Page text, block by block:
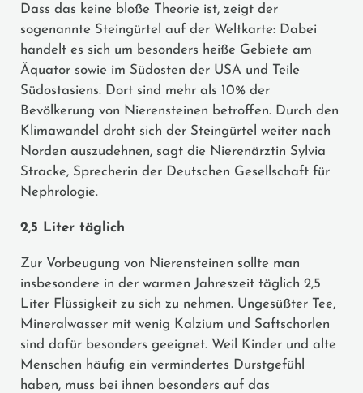
Dass das keine bloße Theorie ist, zeigt der
sogenannte Steingürtel auf der Weltkarte: Dabei
handelt es sich um besonders heiße Gebiete am
Äquator sowie im Südosten der USA und Teile
Südostasiens. Dort sind mehr als 10% der
Bevölkerung von Nierensteinen betroffen. Durch den
Klimawandel droht sich der Steingürtel weiter nach
Norden auszudehnen, sagt die Nierenärztin Sylvia
Stracke, Sprecherin der Deutschen Gesellschaft für
Nephrologie.
2,5 Liter täglich
Zur Vorbeugung von Nierensteinen sollte man
insbesondere in der warmen Jahreszeit täglich 2,5
Liter Flüssigkeit zu sich zu nehmen. Ungesüßter Tee,
Mineralwasser mit wenig Kalzium und Saftschorlen
sind dafür besonders geeignet. Weil Kinder und alte
Menschen häufig ein vermindertes Durstgefühl
haben, muss bei ihnen besonders auf das